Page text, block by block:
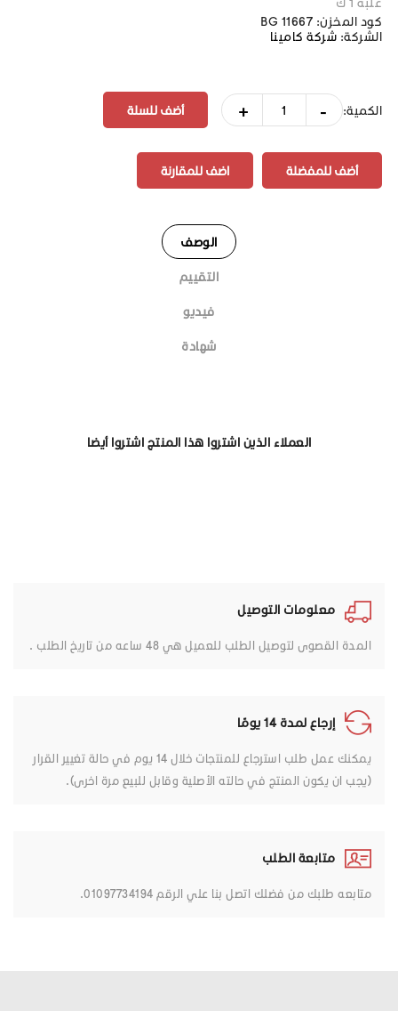
كود المخزن: BG 11667
الشركة: شركة كامينا
الكمية: -
+
أضف للمفضلة اضف للمقارنة
الوصف
التقييم
فيديو
شهادة
العملاء الذين اشتروا هذا المنتج اشتروا أيضا
معلومات التوصيل
المدة القصوى لتوصيل الطلب للعميل هي 48 ساعه من تاريخ الطلب .
إرجاع لمدة 14 يومًا
يمكنك عمل طلب استرجاع للمنتجات خلال 14 يوم في حالة تغيير القرار
(يجب ان يكون المنتج في حالته الأصلية وقابل للبيع مرة اخرى).
متابعة الطلب
متابعه طلبك من فضلك اتصل بنا علي الرقم 01097734194.